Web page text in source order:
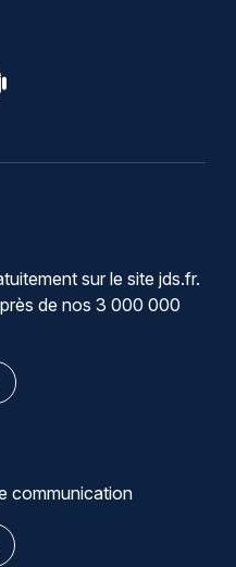
sur le site jds.fr.
de nos 3 000 000
communication